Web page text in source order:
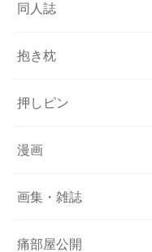
同人誌
抱き枕
押しピン
漫画
画集・雑誌
痛部屋公開